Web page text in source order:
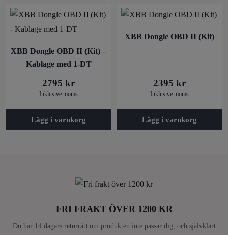
XBB Dongle OBD II (Kit) –
Kablage med 1-DT
2795 kr
Inklusive moms
Lägg i varukorg
XBB Dongle OBD II (Kit)
2395 kr
Inklusive moms
Lägg i varukorg
FRI FRAKT ÖVER 1200 KR
Du har 14 dagars returrätt om produkten inte passar dig, och självklart